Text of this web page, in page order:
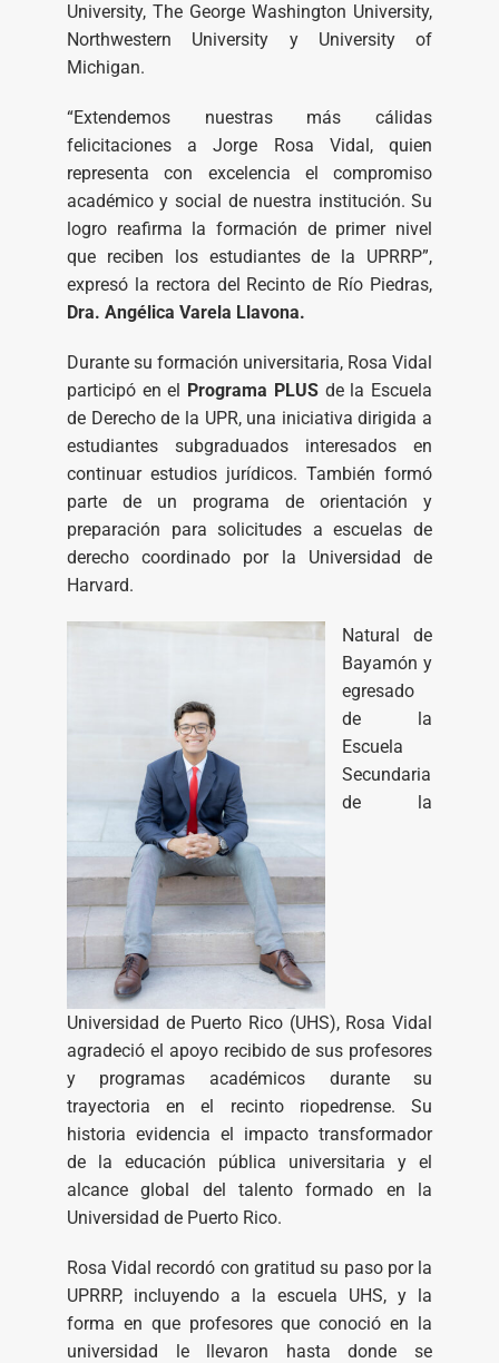
University, The George Washington University,
Northwestern University y University of
Michigan.
“Extendemos nuestras más cálidas
felicitaciones a Jorge Rosa Vidal, quien
representa con excelencia el compromiso
académico y social de nuestra institución. Su
logro reafirma la formación de primer nivel
que reciben los estudiantes de la UPRRP”,
expresó la rectora del Recinto de Río Piedras,
Dra. Angélica Varela Llavona.
Durante su formación universitaria, Rosa Vidal
participó en el
Programa PLUSde la Escuela
de Derecho de la UPR, una iniciativa dirigida a
estudiantes subgraduados interesados en
continuar estudios jurídicos. También formó
parte de un programa de orientación y
preparación para solicitudes a escuelas de
derecho coordinado por la Universidad de
Harvard.
Natural de
Bayamón y
egresado
de la
Escuela
Secundaria
de la
Universidad de Puerto Rico (UHS), Rosa Vidal
agradeció el apoyo recibido de sus profesores
y programas académicos durante su
trayectoria en el recinto riopedrense. Su
historia evidencia el impacto transformador
de la educación pública universitaria y el
alcance global del talento formado en la
Universidad de Puerto Rico.
Rosa Vidal recordó con gratitud su paso por la
UPRRP, incluyendo a la escuela UHS, y la
forma en que profesores que conoció en la
universidad le llevaron hasta donde se